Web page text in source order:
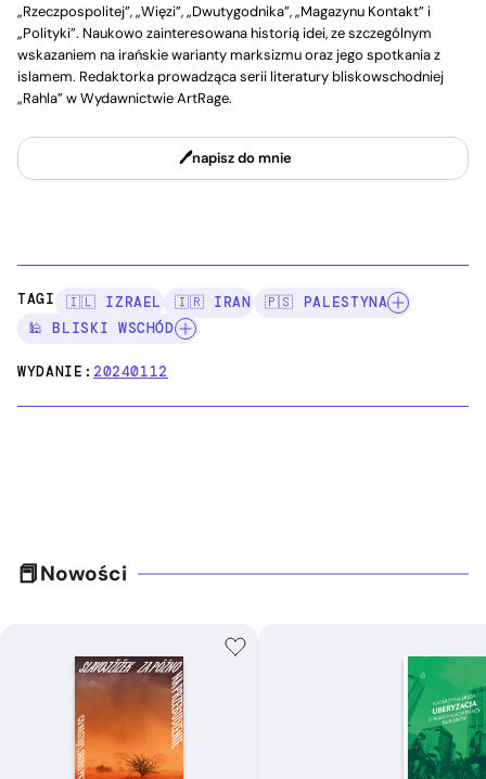
„Rzeczpospolitej”, „Więzi”, „Dwutygodnika”, „Magazynu Kontakt” i
„Polityki”. Naukowo zainteresowana historią idei, ze szczególnym
wskazaniem na irańskie warianty marksizmu oraz jego spotkania z
islamem. Redaktorka prowadząca serii literatury bliskowschodniej
„Rahla” w Wydawnictwie ArtRage.
napisz do mnie
TAGI: 🇮🇱 IZRAEL 🇮🇷 IRAN
🇵🇸 PALESTYNA
🕌 BLISKI WSCHÓD
WYDANIE:20240112
Nowości